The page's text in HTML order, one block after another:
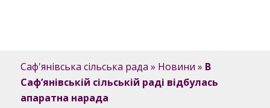
Саф'янівська сільська рада » Новини » В
Саф’янівській сільській раді відбулась
апаратна нарада